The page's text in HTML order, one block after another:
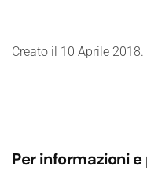
Creato il 10 Aprile 2018.
Per informazioni